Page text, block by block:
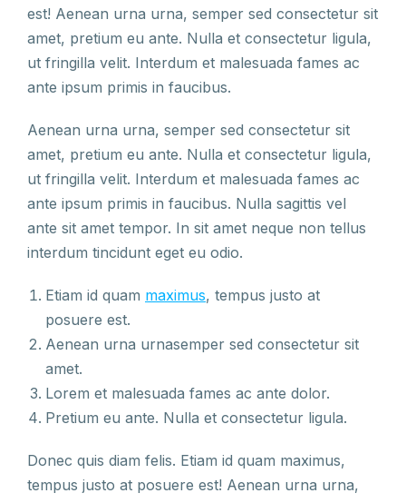
est! Aenean urna urna, semper sed consectetur sit
amet, pretium eu ante. Nulla et consectetur ligula,
ut fringilla velit. Interdum et malesuada fames ac
ante ipsum primis in faucibus.
Aenean urna urna, semper sed consectetur sit
amet, pretium eu ante. Nulla et consectetur ligula,
ut fringilla velit. Interdum et malesuada fames ac
ante ipsum primis in faucibus. Nulla sagittis vel
ante sit amet tempor. In sit amet neque non tellus
interdum tincidunt eget eu odio.
Etiam id quam maximus, tempus justo at
posuere est.
Aenean urna urnasemper sed consectetur sit
amet.
Lorem et malesuada fames ac ante dolor.
Pretium eu ante. Nulla et consectetur ligula.
Donec quis diam felis. Etiam id quam maximus,
tempus justo at posuere est! Aenean urna urna,